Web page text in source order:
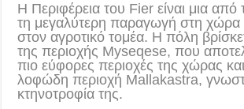
Η Περιφέρεια του Fier είναι μια από
τη μεγαλύτερη παραγωγή στη
στον αγροτικό τομέα. Η πόλη
της περιοχής Myseqese, που
πιο εύφορες περιοχές της χώρας
λοφώδη περιοχή Mallakastra,
κτηνοτροφία της.